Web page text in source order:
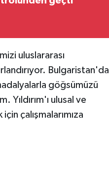
uluslararası
Bulgaristan'da
göğsümüzü
ulusal ve
çalışmalarımıza